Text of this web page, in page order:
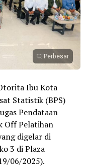
Perbesar
Ibu Kota
Statistik (BPS)
Pendataan
Off Pelatihan
digelar di
3 di Plaza
06/2025).